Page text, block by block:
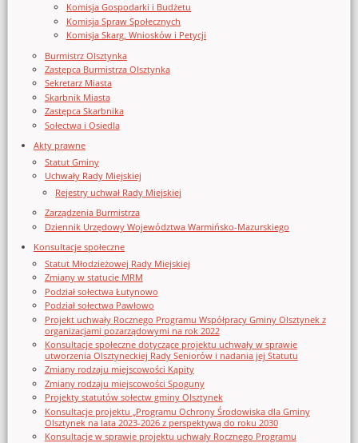
Komisja Gospodarki i Budżetu
Komisja Spraw Społecznych
Komisja Skarg, Wniosków i Petycji
Burmistrz Olsztynka
Zastępca Burmistrza Olsztynka
Sekretarz Miasta
Skarbnik Miasta
Zastępca Skarbnika
Sołectwa i Osiedla
Akty prawne
Statut Gminy
Uchwały Rady Miejskiej
Rejestry uchwał Rady Miejskiej
Zarządzenia Burmistrza
Dziennik Urzędowy Województwa Warmińsko-Mazurskiego
Konsultacje społeczne
Statut Młodzieżowej Rady Miejskiej
Zmiany w statucie MRM
Podział sołectwa Łutynowo
Podział sołectwa Pawłowo
Projekt uchwały Rocznego Programu Współpracy Gminy Olsztynek z
organizacjami pozarządowymi na rok 2022
Konsultacje społeczne dotyczące projektu uchwały w sprawie
utworzenia Olsztyneckiej Rady Seniorów i nadania jej Statutu
Zmiany rodzaju miejscowości Kąpity
Zmiany rodzaju miejscowości Spoguny
Projekty statutów sołectw gminy Olsztynek
Konsultacje projektu „Programu Ochrony Środowiska dla Gminy
Olsztynek na lata 2023-2026 z perspektywą do roku 2030
Konsultacje w sprawie projektu uchwały Rocznego Programu